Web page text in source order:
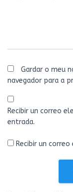
Gardar o meu
navegador para a
Recibir un correo
entrada.
Recibir un